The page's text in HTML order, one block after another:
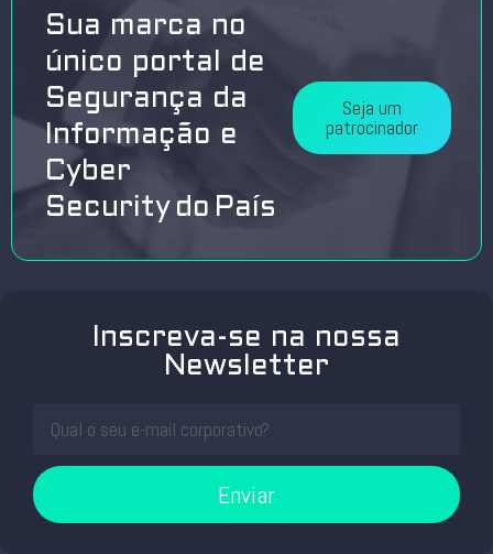
Sua marca no
único portal de
Segurança da
Informação e
Cyber
Security do País
Seja um
patrocinador
Inscreva-se na nossa
Newsletter
Enviar